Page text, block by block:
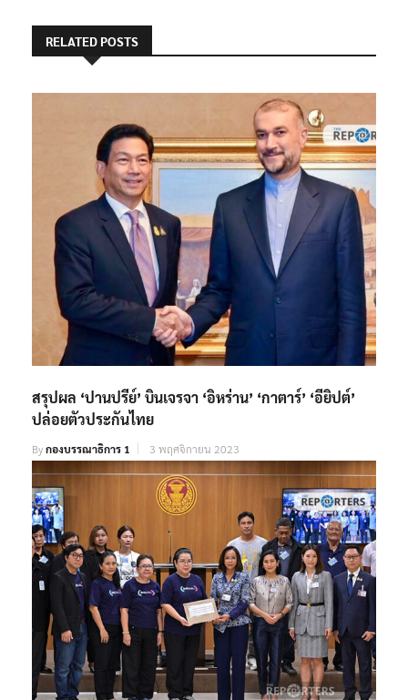
RELATED POSTS
สรุปผล ‘ปานปรีย์’ บินเจรจา ‘อิหร่าน’ ‘กาตาร์’ ‘อียิปต์’
ปล่อยตัวประกันไทย
Byกองบรรณาธิการ 1 3 พฤศจิกายน 2023